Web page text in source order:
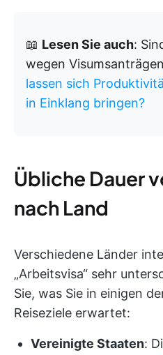
📖 Lesen Sie auch:
wegen
lassen sich
in Einklang bringen?
Übliche Dauer
nach Land
Verschiedene Länder
„Arbeitsvisa“ sehr
Sie, was Sie in einigen
Reiseziele erwartet:
Vereinigte Staaten: